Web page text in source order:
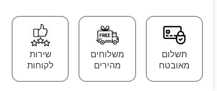
תשלום
מאובטח
משלוחים
מהירים
שירות
לקוחות